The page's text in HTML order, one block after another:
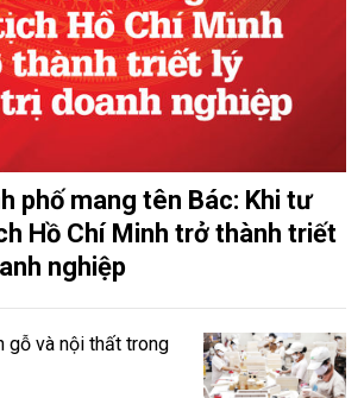
phố mang tên Bác: Khi tư
Hồ Chí Minh trở thành triết
nghiệp
gỗ và nội thất trong